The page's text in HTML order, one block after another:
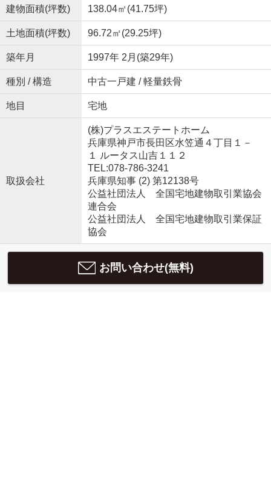
建物面積(坪数) 138.04㎡(41.75坪)
土地面積(坪数) 96.72㎡(29.25坪)
築年月 1997年 2月(築29年)
種別 / 構造 中古一戸建 / 軽量鉄骨
地目 宅地
取扱会社
(株)プラスエステートホーム
兵庫県神戸市長田区水笠通４丁目１－
１ ルータス山吉１１２
TEL:078-786-3241
兵庫県知事 (2) 第12138号
公益社団法人 全国宅地建物取引業協会
連合会
公益社団法人 全国宅地建物取引業保証
協会
お問い合わせ(無料)